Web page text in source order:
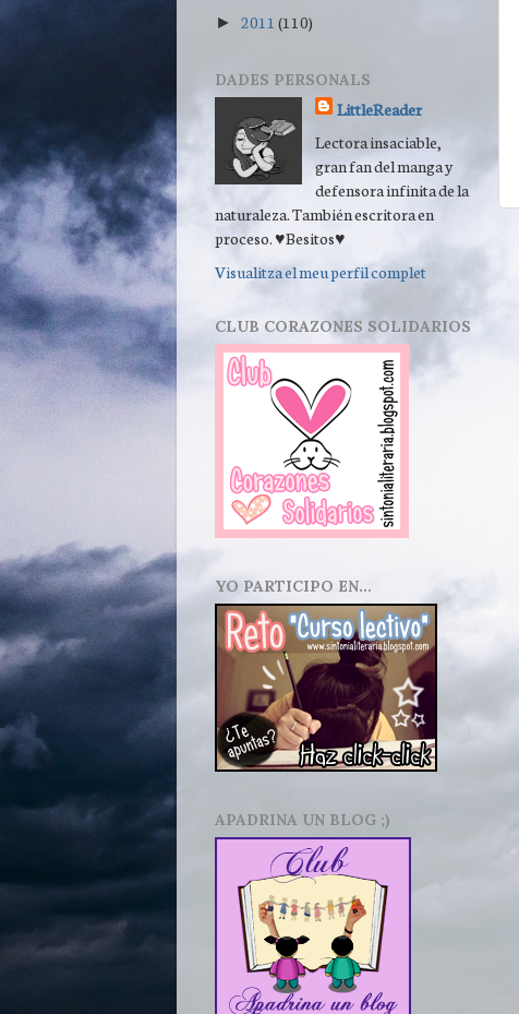
► 2011(110)
DADES PERSONALS
LittleReader
Lectora insaciable,
gran fan del manga y
defensora infinita de la
naturaleza. También escritora en
proceso. ♥Besitos♥
Visualitza el meu perfil complet
CLUB CORAZONES SOLIDARIOS
YO PARTICIPO EN...
APADRINA UN BLOG ;)